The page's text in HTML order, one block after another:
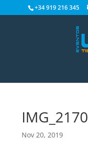
+34 919 216 345
IMG_2170
Nov 20, 2019